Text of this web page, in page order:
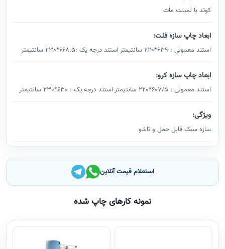
کوتد با لمینت مات
ابعاد چاپ سازه فلت:
استند معمولی : 639*220 سانتیمتر استند درجه یک :668.5*230 سانتیمتر
ابعاد چاپ سازه کرو:
استند معمولی : 607/5*220 سانتیمتر استند درجه یک : 630*230 سانتیمتر
ویژگی:
سازه سبک قابل حمل و تاشو
استعلام قیمت آنلاین
نمونه کارهای چاپ شده